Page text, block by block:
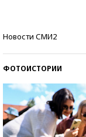
Новости СМИ2
ФОТОИСТОРИИ